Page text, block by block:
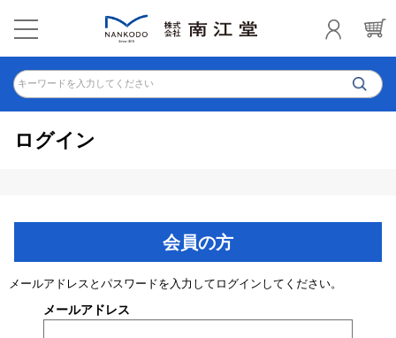
キーワードを入力してください
ログイン
会員の方
メールアドレスとパスワードを入力してログインしてください。
メールアドレス